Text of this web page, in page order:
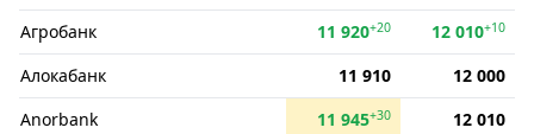
Агробанк
11 920+20 12 010+10
Алокабанк 11 910
12 000
Anorbank
11 945+30
12 010